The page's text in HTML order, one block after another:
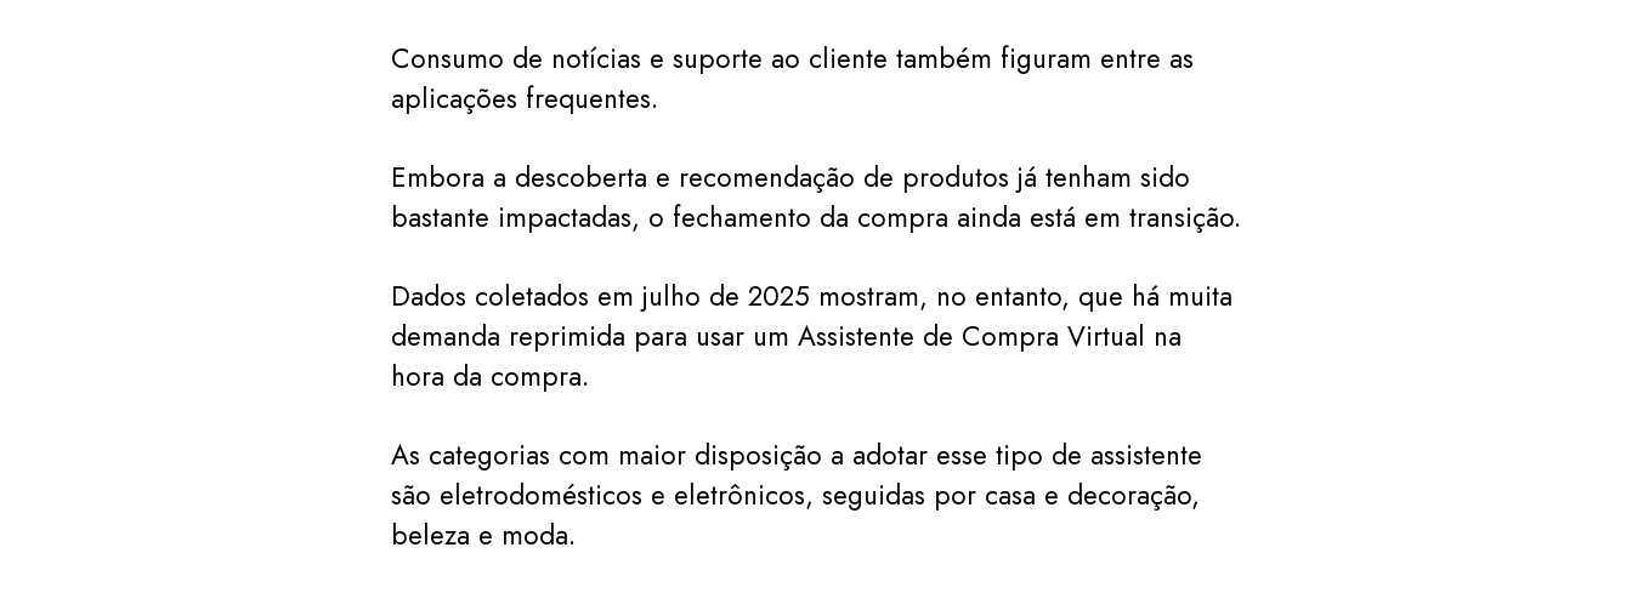
Consumo de notícias e suporte ao cliente também figuram entre as
aplicações frequentes.
Embora a descoberta e recomendação de produtos já tenham sido
bastante impactadas, o fechamento da compra ainda está em transição.
Dados coletados em julho de 2025 mostram, no entanto, que há muita
demanda reprimida para usar um Assistente de Compra Virtual na
hora da compra.
As categorias com maior disposição a adotar esse tipo de assistente
são eletrodomésticos e eletrônicos, seguidas por casa e decoração,
beleza e moda.